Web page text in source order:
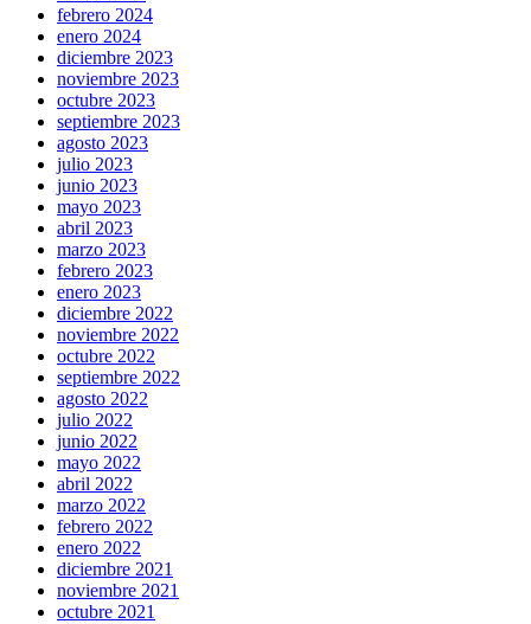
febrero 2024
enero 2024
diciembre 2023
noviembre 2023
octubre 2023
septiembre 2023
agosto 2023
julio 2023
junio 2023
mayo 2023
abril 2023
marzo 2023
febrero 2023
enero 2023
diciembre 2022
noviembre 2022
octubre 2022
septiembre 2022
agosto 2022
julio 2022
junio 2022
mayo 2022
abril 2022
marzo 2022
febrero 2022
enero 2022
diciembre 2021
noviembre 2021
octubre 2021